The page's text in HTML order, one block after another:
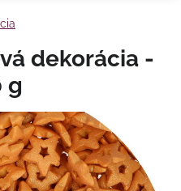
dekorácia -
g